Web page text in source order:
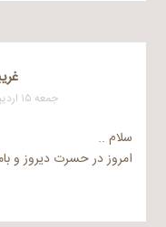
جمعه ۱۵ اردیبهشت ۱۳۸۵ در ۷:۱۴ بعد از ظهر
سلام ..
امروز در حسرت دیروز و